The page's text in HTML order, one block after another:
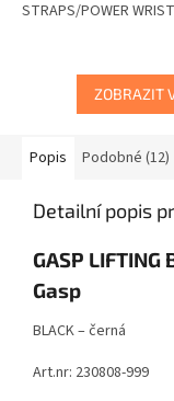
STRAPS/POWER
ZOBRAZIT
Popis Podobné (12)
Detailní popis
GASP
Gasp
BLACK – černá
Art.nr: 230808-999